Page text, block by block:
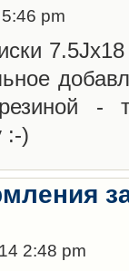
pm
резиной
:-)
2:48 pm